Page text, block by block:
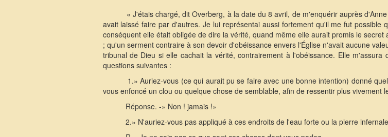
« J'étais chargé, dit Overberg, à la date du 8 avril, de m'enquérir auprès
avait laissé faire par d'autres. Je lui représentai aussi fortement qu'il me fut possible
conséquent elle était obligée de dire la vérité, quand même elle aurait promis le
; qu'un serment contraire à son devoir d'obéissance envers l'Église n'avait aucune
tribunal de Dieu si elle cachait la vérité, contrairement à l'obéissance. Elle
questions suivantes :
1.» Auriez-vous (ce qui aurait pu se faire avec une bonne intention) donné
vous enfoncé un clou ou quelque chose de semblable, afin de ressentir plus vivement
Réponse. -» Non ! jamais !»
2.» N'auriez-vous pas appliqué à ces endroits de l'eau forte ou la pierre